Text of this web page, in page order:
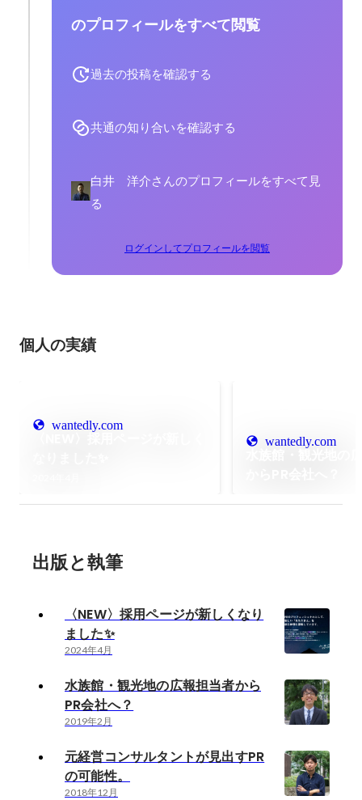
のプロフィールをすべて閲覧
過去の投稿を確認する
共通の知り合いを確認する
白井 洋介さんのプロフィールをすべて見
る
ログインしてプロフィールを閲覧
個人の実績
wantedly.com
wantedly.com
出版と執筆
〈NEW〉採用ページが新しくなり
ました✨
2024年4月
水族館・観光地の広報担当者から
PR会社へ？
2019年2月
元経営コンサルタントが見出すPR
の可能性。
2018年12月